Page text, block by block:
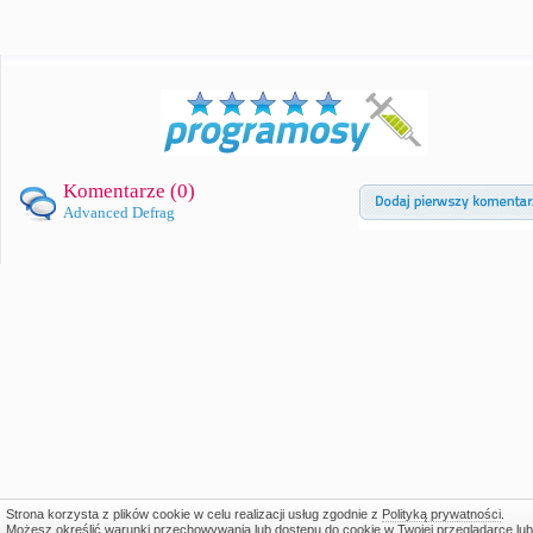
Komentarze (0)
Advanced Defrag
Strona korzysta z plików cookie w celu realizacji usług zgodnie z Polityką prywatności.
Możesz określić warunki przechowywania lub dostępu do cookie w Twojej przeglądarce lub